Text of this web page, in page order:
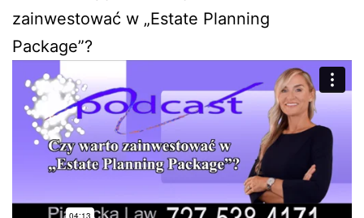
zainwestować w „Estate Planning
Package”?